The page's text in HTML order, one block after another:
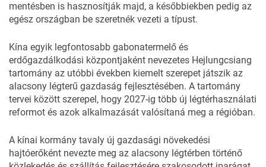
mentésben is hasznosítják majd, a későbbiekben pedig az
egész országban be szeretnék vezeti a típust.
Kína egyik legfontosabb gabonatermelő és
erdőgazdálkodási központjaként nevezetes Hejlungcsiang
tartomány az utóbbi években kiemelt szerepet játszik az
alacsony légterű gazdaság fejlesztésében. A tartomány
tervei között szerepel, hogy 2027-ig több új légtérhasználati
reformot és azok alkalmazását valósítaná meg a régióban.
A kínai kormány tavaly új gazdasági növekedési
hajtóerőként nevezte meg az alacsony légtérben történő